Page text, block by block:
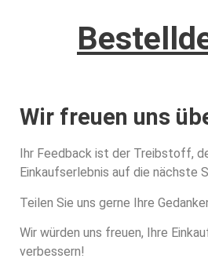
Wir freuen uns
Ihr Feedback ist der Treibstoff,
Einkaufserlebnis auf die nächste
Teilen Sie uns gerne Ihre
Wir würden uns freuen, Ihre
verbessern!